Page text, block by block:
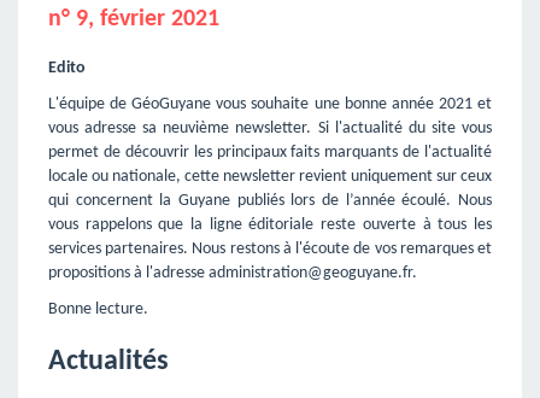
n° 9, février 2021
Edito
L'équipe de GéoGuyane vous souhaite une bonne année 2021 et
vous adresse sa neuvième newsletter. Si l'actualité du site vous
permet de découvrir les principaux faits marquants de l'actualité
locale ou nationale, cette newsletter revient uniquement sur ceux
qui concernent la Guyane publiés lors de l’année écoulé. Nous
vous rappelons que la ligne éditoriale reste ouverte à tous les
services partenaires. Nous restons à l'écoute de vos remarques et
propositions à l'adresse administration@geoguyane.fr.
Bonne lecture.
Actualités